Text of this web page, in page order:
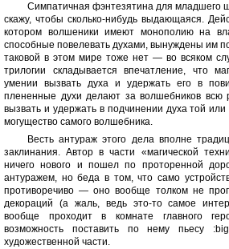
Симпатичная фэнтезятина для младшего
скажу, чтобы сколько-нибудь выдающаяся.
котором волшеники имеют монополию на
способные повелевать духами, вынуждены им
таковой в этом мире тоже нет — во всяком
трилогии складывается впечатление, что
умении вызвать духа и удержать его в
плененные духи делают за волшебников всю
вызвать и удержать в подчинении духа той
могущество самого волшебника.
Весть антураж этого дела вполне
заклинания. Автор в части «магической
ничего нового и пошел по проторенной
антуражем, но беда в том, что само
противоречиво — оно вообще толком не
декораций (а жаль, ведь это-то самое
вообще проходит в комнате главного
возможность поставить по нему пьесу
художественной части.